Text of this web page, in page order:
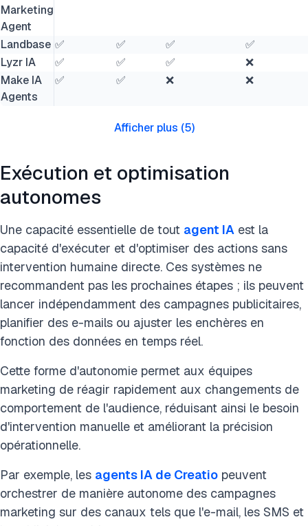
Marketing
Agent
Landbase ✅ ✅ ✅
✅
Lyzr IA
✅ ✅ ✅
❌
Make IA
Agents
✅ ✅ ❌ ❌
Afficher plus (5)
Exécution et optimisation
autonomes
Une capacité essentielle de tout agent IA est la
capacité d'exécuter et d'optimiser des actions sans
intervention humaine directe. Ces systèmes ne
recommandent pas les prochaines étapes ; ils peuvent
lancer indépendamment des campagnes publicitaires,
planifier des e-mails ou ajuster les enchères en
fonction des données en temps réel.
Cette forme d'autonomie permet aux équipes
marketing de réagir rapidement aux changements de
comportement de l'audience, réduisant ainsi le besoin
d'intervention manuelle et améliorant la précision
opérationnelle.
Par exemple, les agents IA de Creatio peuvent
orchestrer de manière autonome des campagnes
marketing sur des canaux tels que l'e-mail, les SMS et